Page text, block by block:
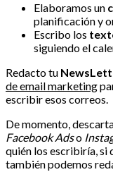
Elaboramos un
planificación y
Escribo los
siguiendo el
Redacto tu
de email marketing
escribir esos correos.
De momento,
Facebook Adso
quién los escribiría, si
también podemos